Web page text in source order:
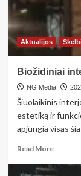
Aktualijos
Biožidiniai
NG Media
Šiuolaikinis
estetiką ir
apjungia visas
Read MoreRead
about